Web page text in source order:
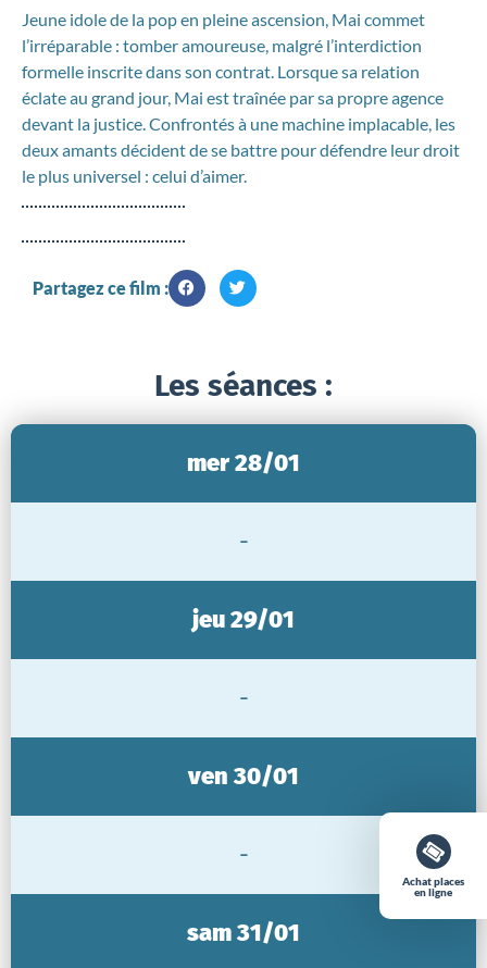
Jeune idole de la pop en pleine ascension, Mai commet
l’irréparable : tomber amoureuse, malgré l’interdiction
formelle inscrite dans son contrat. Lorsque sa relation
éclate au grand jour, Mai est traînée par sa propre agence
devant la justice. Confrontés à une machine implacable, les
deux amants décident de se battre pour défendre leur droit
le plus universel : celui d’aimer.
Partagez ce film :
Les séances :
Achat places
en ligne
mer 28/01
-
jeu 29/01
-
ven 30/01
-
sam 31/01